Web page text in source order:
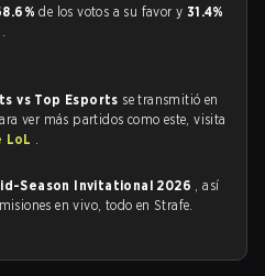
de los votos a su favor y 31.4%
.
vs Top Esports se transmitió en
ver más partidos como este, visita
LoL .
Season Invitational 2026 , así
en vivo, todo en Strafe.